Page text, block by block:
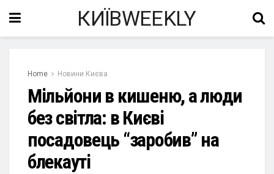
КИЇВWEEKLY
Home Новини Києва
Мільйони в кишеню, а люди
без світла: в Києві
посадовець “заробив” на
блекауті